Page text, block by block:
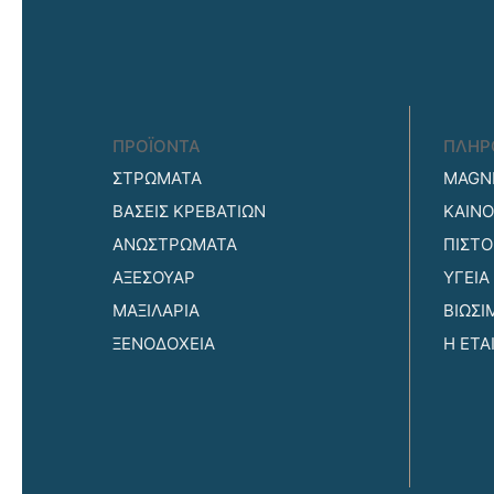
ΠΡΟΪΟΝΤΑ
ΣΤΡΩΜΑΤΑ
ΒΑΣΕΙΣ ΚΡΕΒΑΤΙΩΝ
ΑΝΩΣΤΡΩΜΑΤΑ
ΑΞΕΣΟΥΑΡ
ΜΑΞΙΛΑΡΙΑ
ΞΕΝΟΔΟΧΕΙΑ
ΥΓΕΙΑ
Η